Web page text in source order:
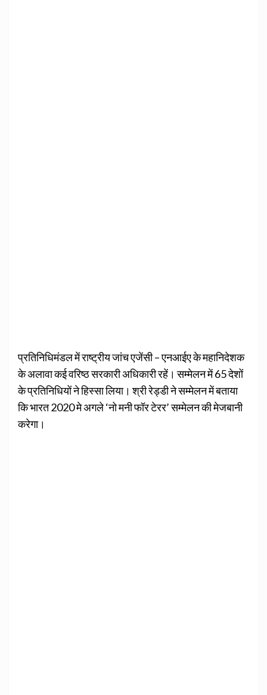
प्रतिनिधिमंडल में राष्‍ट्रीय जांच एजेंसी – एनआईए के महानिदेशक
के अलावा कई वरिष्‍ठ सरकारी अधिकारी रहें। सम्‍मेलन में 65 देशों
के प्रतिनिधियों ने हिस्‍सा लिया। श्री रेड्डी ने सम्‍मेलन में बताया
कि भारत 2020 मे अगले ‘नो मनी फॉर टेरर’ सम्‍मेलन की मेजबानी
करेगा।